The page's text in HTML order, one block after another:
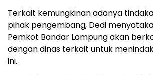
Terkait kemungkinan adanya
pihak pengembang, Dedi
Pemkot Bandar Lampung akan
dengan dinas terkait untuk
ini.